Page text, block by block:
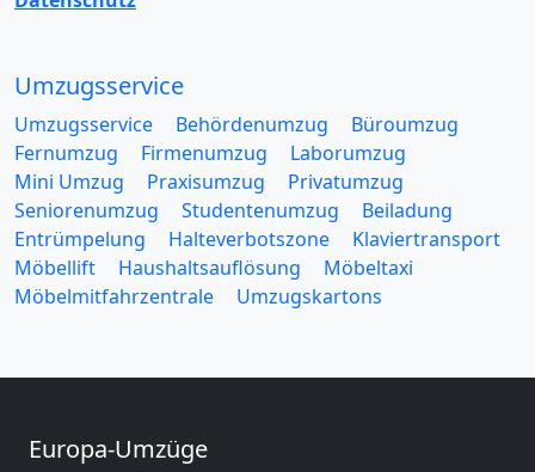
Umzugsservice
Umzugsservice Behördenumzug
Büroumzug
Fernumzug
Firmenumzug
Laborumzug
Mini Umzug
Praxisumzug
Privatumzug
Seniorenumzug
Studentenumzug
Beiladung
Entrümpelung
Halteverbotszone
Klaviertransport
Möbellift
Haushaltsauflösung
Möbeltaxi
Möbelmitfahrzentrale
Umzugskartons
Europa-Umzüge